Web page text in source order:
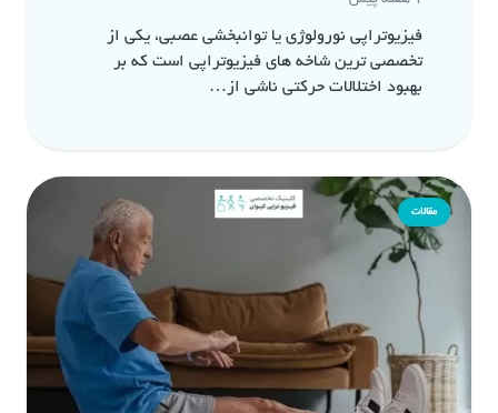
فیزیوتراپی نورولوژی یا توانبخشی عصبی، یکی از
تخصصی ترین شاخه های فیزیوتراپی است که بر
بهبود اختلالات حرکتی ناشی از…
مقالات